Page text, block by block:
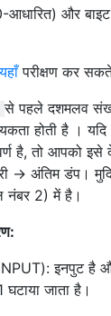
आधारित) और
यहाँपरीक्षण कर
से पहले दशमलव
होती है ।
है, तो आपको इसे
-> अंतिम डंप।
2) में है।
इनपुट है
घटाया जाता है।